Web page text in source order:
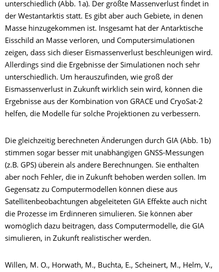
unterschiedlich (Abb. 1a). Der größte Massenverlust findet in
der Westantarktis statt. Es gibt aber auch Gebiete, in denen
Masse hinzugekommen ist. Insgesamt hat der Antarktische
Eisschild an Masse verloren, und Computersimulationen
zeigen, dass sich dieser Eismassenverlust beschleunigen wird.
Allerdings sind die Ergebnisse der Simulationen noch sehr
unterschiedlich. Um herauszufinden, wie groß der
Eismassenverlust in Zukunft wirklich sein wird, können die
Ergebnisse aus der Kombination von GRACE und CryoSat-2
helfen, die Modelle für solche Projektionen zu verbessern.
Die gleichzeitig berechneten Änderungen durch GIA (Abb. 1b)
stimmen sogar besser mit unabhängigen GNSS-Messungen
(z.B. GPS) überein als andere Berechnungen. Sie enthalten
aber noch Fehler, die in Zukunft behoben werden sollen. Im
Gegensatz zu Computermodellen können diese aus
Satellitenbeobachtungen abgeleiteten GIA Effekte auch nicht
die Prozesse im Erdinneren simulieren. Sie können aber
womöglich dazu beitragen, dass Computermodelle, die GIA
simulieren, in Zukunft realistischer werden.
Willen, M. O., Horwath, M., Buchta, E., Scheinert, M., Helm, V.,